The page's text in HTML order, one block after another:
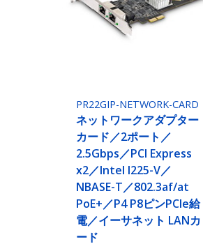
PR22GIP-NETWORK-CARD
ネットワークアダプター
カード／2ポート／
2.5Gbps／PCI Express
x2／Intel I225-V／
NBASE-T／802.3af/at
PoE+／P4 P8ピンPCIe給
電／イーサネット LANカ
ード